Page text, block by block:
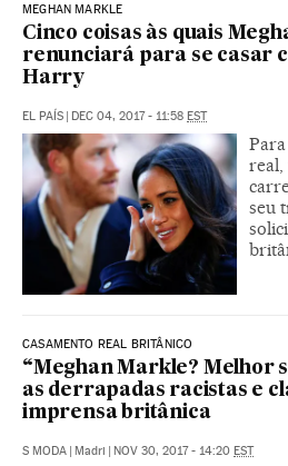
MEGHAN MARKLE
Cinco coisas às quais
renunciará para se casar
Harry
EL PAÍS | DEC 04, 2017 - 11:58 EST
real,
seu
CASAMENTO REAL BRITÂNICO
“Meghan Markle? Melhor
as derrapadas racistas e
imprensa britânica
S MODA | Madri | NOV 30, 2017 - 14:20 EST